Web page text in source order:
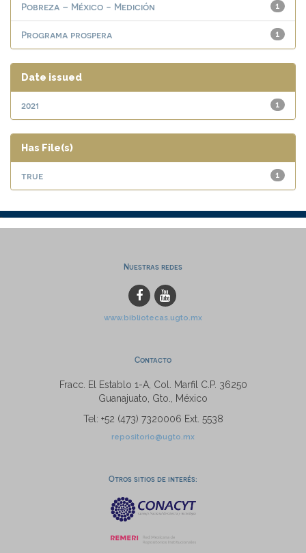
1
Pobreza – México - Medición
1
Programa prospera
Date issued
1
2021
Has File(s)
1
true
Nuestras redes
www.bibliotecas.ugto.mx
Contacto
Fracc. El Establo 1-A, Col. Marfil C.P. 36250
Guanajuato, Gto., México
Tel: +52 (473) 7320006 Ext. 5538
repositorio@ugto.mx
Otros sitios de interés: